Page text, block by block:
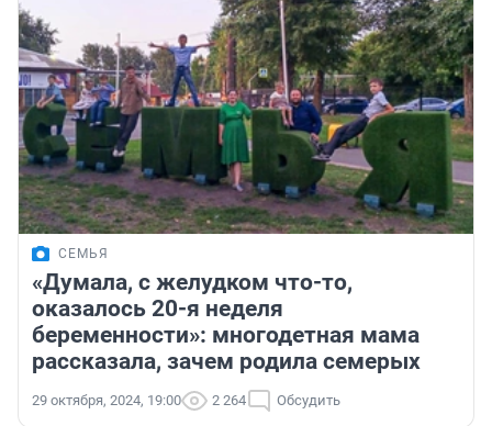
СЕМЬЯ
«Думала, с желудком что-то,
оказалось 20-я неделя
беременности»: многодетная мама
рассказала, зачем родила семерых
29 октября, 2024, 19:00 2 264 Обсудить